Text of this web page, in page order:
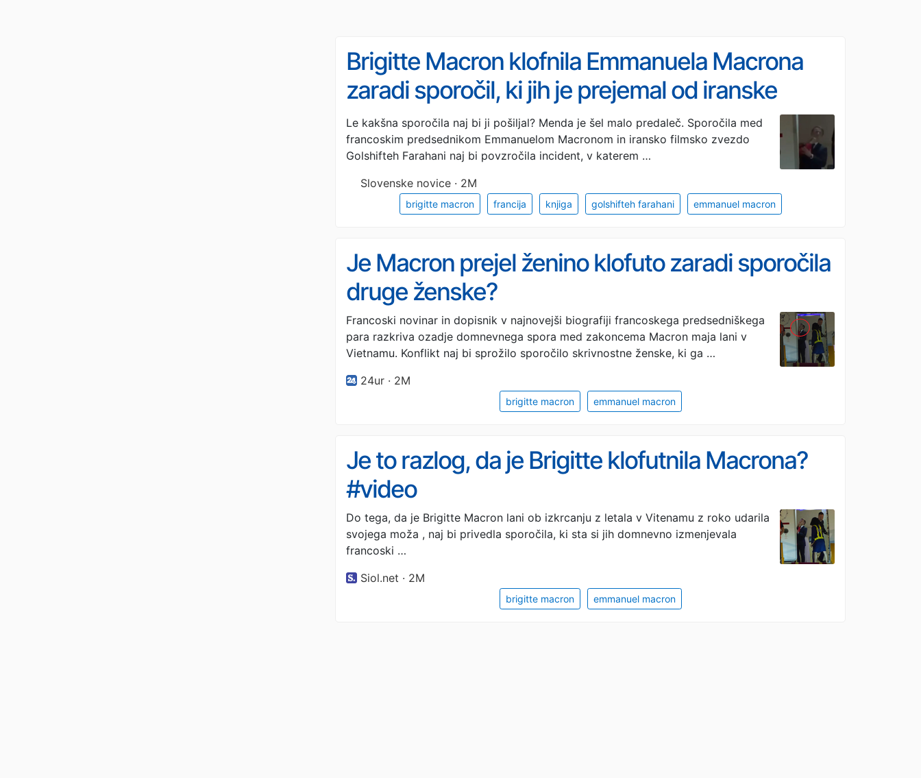
Brigitte Macron klofnila Emmanuela Macrona
zaradi sporočil, ki jih je prejemal od iranske
igralke (FOTO)
Le kakšna sporočila naj bi ji pošiljal? Menda je šel malo predaleč. Sporočila med
francoskim predsednikom Emmanuelom Macronom in iransko filmsko zvezdo
Golshifteh Farahani naj bi povzročila incident, v katerem …
Slovenske novice · 2M
brigitte macron francija knjiga golshifteh farahani emmanuel macron
Je Macron prejel ženino klofuto zaradi sporočila
druge ženske?
Francoski novinar in dopisnik v najnovejši biografiji francoskega predsedniškega
para razkriva ozadje domnevnega spora med zakoncema Macron maja lani v
Vietnamu. Konflikt naj bi sprožilo sporočilo skrivnostne ženske, ki ga …
24ur · 2M
brigitte macron emmanuel macron
Je to razlog, da je Brigitte klofutnila Macrona?
#video
Do tega, da je Brigitte Macron lani ob izkrcanju z letala v Vitenamu z roko udarila
svojega moža , naj bi privedla sporočila, ki sta si jih domnevno izmenjevala
francoski …
Siol.net · 2M
brigitte macron emmanuel macron